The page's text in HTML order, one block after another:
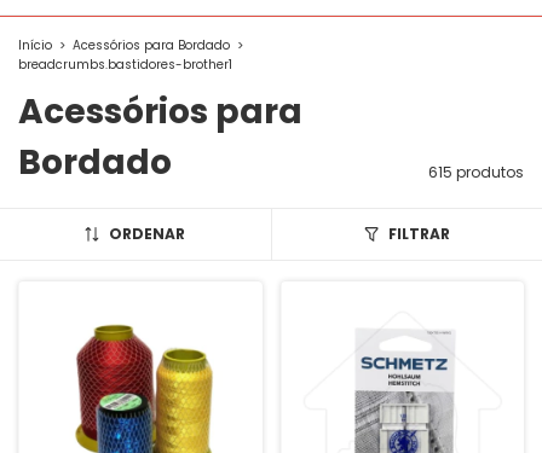
Início > Acessórios para Bordado >
breadcrumbs.bastidores-brother1
Acessórios para
Bordado
615 produtos
ORDENAR FILTRAR